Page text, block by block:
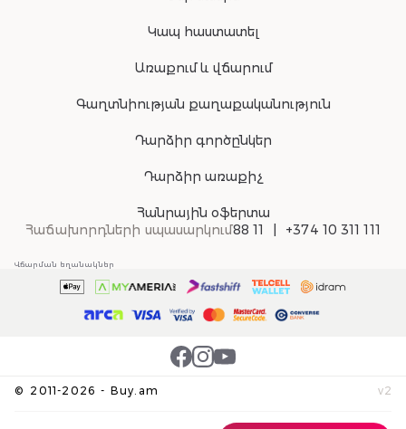
Կապ հաստատել
Առաքում և վճարում
Գաղտնիության քաղաքականություն
Դարձիր գործընկեր
Դարձիր առաքիչ
Հանրային օֆերտա
Հաճախորդների սպասարկում88 11 +374 10 311 111
© 2011-2026 - Buy.am v2
Վճարման եղանակներ